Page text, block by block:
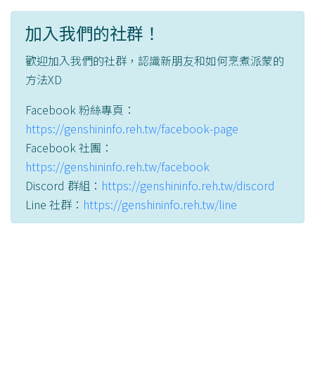
加入我們的社群！
歡迎加入我們的社群，認識新朋友和如何烹煮派蒙的
方法XD
Facebook 粉絲專頁：
https://genshininfo.reh.tw/facebook-page
Facebook 社團：
https://genshininfo.reh.tw/facebook
Discord 群組： https://genshininfo.reh.tw/discord
Line 社群： https://genshininfo.reh.tw/line